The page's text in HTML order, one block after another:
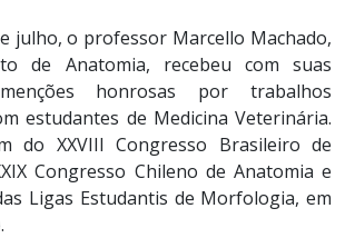
julho, o professor Marcello Machado,
de Anatomia, recebeu com suas
honrosas por trabalhos
estudantes de Medicina Veterinária.
do XXVIII Congresso Brasileiro de
Congresso Chileno de Anatomia e
Ligas Estudantis de Morfologia, em